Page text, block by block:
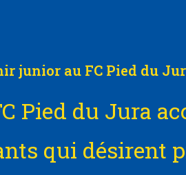
junior au FC Pied du
Pied du Jura
qui désirent